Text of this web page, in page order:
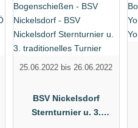
25.06.2022 bis 26.06.2022
BSV Nickelsdorf
Sternturnier u. 3.